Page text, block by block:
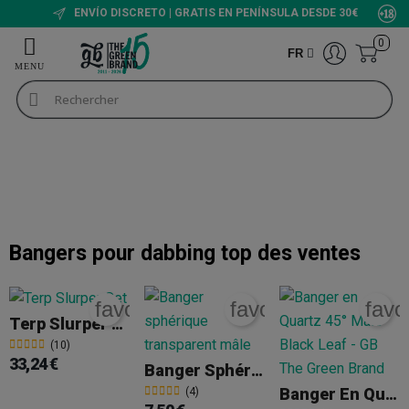
ENVÍO DISCRETO | GRATIS EN PENÍNSULA DESDE 30€
FR
0
Bangers pour dabbing top des ventes
Terp Slurper Set
(10)
favorite_border
33,24 € Banger Sphérique Transparent Mâle
(4)
favorite_border
Banger En Quartz 45° Mâle